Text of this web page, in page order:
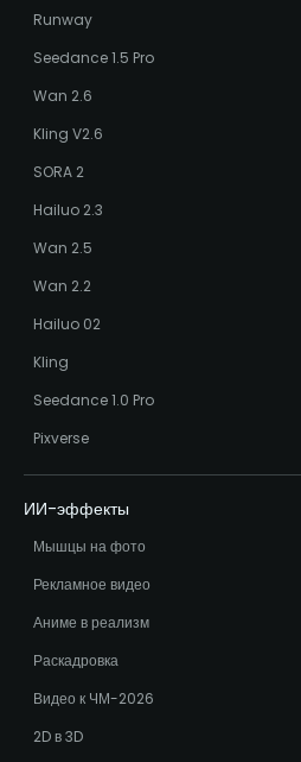
Runway
Seedance 1.5 Pro
Wan 2.6
Kling V2.6
SORA 2
Hailuo 2.3
Wan 2.5
Wan 2.2
Hailuo 02
Kling
Seedance 1.0 Pro
Pixverse
ИИ-эффекты
Мышцы на фото
Рекламное видео
Аниме в реализм
Раскадровка
Видео к ЧМ-2026
2D в 3D